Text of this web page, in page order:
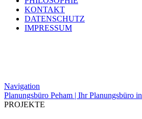
KONTAKT
DATENSCHUTZ
IMPRESSUM
Navigation
Planungsbüro Peham | Ihr Planungsbüro
PROJEKTE